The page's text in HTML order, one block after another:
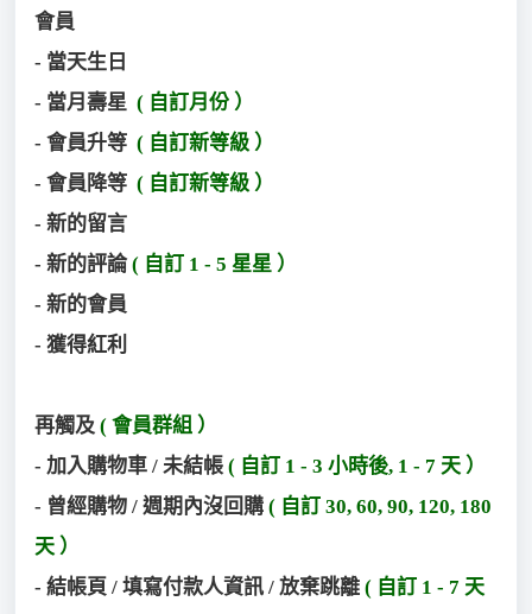
會員
- 當天生日
- 當月壽星 ( 自訂月份 ）
- 會員升等 ( 自訂新等級 ）
- 會員降等 ( 自訂新等級 ）
- 新的留言
- 新的評論( 自訂 1 - 5 星星 ）
- 新的會員
- 獲得紅利
再觸及 ( 會員群組 ）
- 加入購物車 / 未結帳 ( 自訂 1 - 3 小時後, 1 - 7 天 ）
- 曾經購物 / 週期內沒回購 ( 自訂 30, 60, 90, 120, 180
天 ）
- 結帳頁 / 填寫付款人資訊 / 放棄跳離 ( 自訂 1 - 7 天